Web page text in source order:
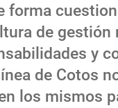
forma
de gestión
y
de Cotos
los mismos